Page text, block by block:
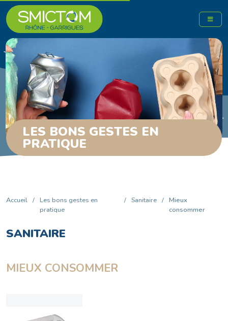
LES BONS GESTES EN
PRATIQUE
Accueil / Les bons gestes en
pratique
/ Sanitaire / Mieux
consommer
SANITAIRE
MIEUX CONSOMMER